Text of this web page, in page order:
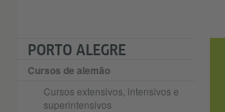
PORTO ALEGRE
Cursos de alemão
Cursos extensivos, intensivos e
superintensivos